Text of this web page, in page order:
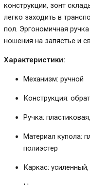
конструкции, зонт
легко заходить в
пол. Эргономичная
ношения на запястье и
Характеристики:
Механизм: ручной
Конструкция:
Ручка:
Материал купола:
полиэстер
Каркас: